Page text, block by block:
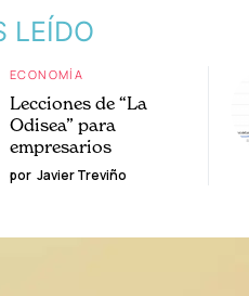
LEÍDO
ECONOMÍA
Lecciones de “La
Odisea” para
empresarios
por Javier Treviño